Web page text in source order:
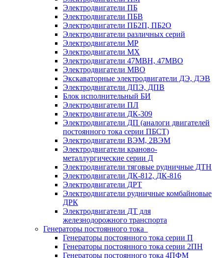
Электродвигатели ПБ
Электродвигатели ПБВ
Электродвигатели ПБ2П, ПБ2О
Электродвигатели различных серий
Электродвигатели МР
Электродвигатели MX
Электродвигатели 47MBH, 47МВО
Электродвигатели MBO
Экскаваторные электродвигатели ДЭ, ДЭВ
Электродвигатели ДПЭ, ДПВ
Блок исполнительный БИ
Электродвигатели ПЛ
Электродвигатели ДК-309
Электродвигатели ДП (аналоги двигателей
постоянного тока серии ПБСТ)
Электродвигатели ВЭМ, 2ВЭМ
Электродвигатели краново-
металлургические серии Д
Электродвигатели тяговые рудничные ДТН
Электродвигатели ДК-812, ДК-816
Электродвигатели ДРТ
Электродвигатели рудничные комбайновые
ДРК
Электродвигатели ДТ для
железнодорожного транспорта
Генераторы постоянного тока
Генераторы постоянного тока серии П
Генераторы постоянного тока серии 2ПН
Генераторы постоянного тока 4ПФМ